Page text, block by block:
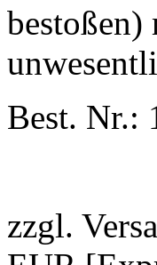
Best.
zzgl.